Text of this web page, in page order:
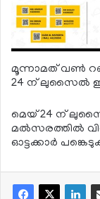
മൂന്നാമത് വണ്‍
24 ന് ലുസൈല്‍
മെയ് 24 ന്
മല്‍സരത്തില്‍
ഓട്ടക്കാര്‍